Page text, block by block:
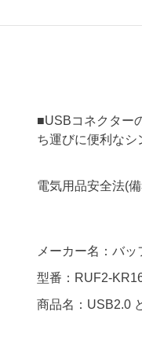
■USBコネクター
ち運びに便利なシ
電気用品安全法(
メーカー名：バッ
型番：RUF2-
商品名：USB2.0